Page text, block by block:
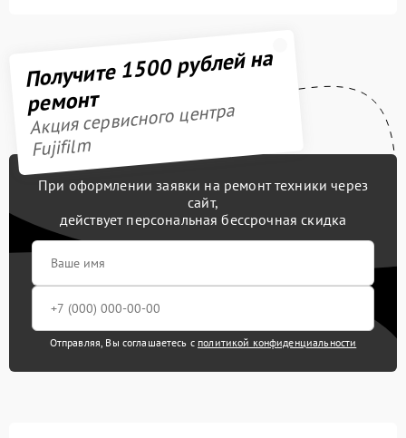
Получите 1500 рублей на
ремонт
Акция сервисного центра
Fujifilm
При оформлении заявки на ремонт техники через
сайт,
действует персональная бессрочная скидка
Отправляя, Вы соглашаетесь с политикой конфиденциальности